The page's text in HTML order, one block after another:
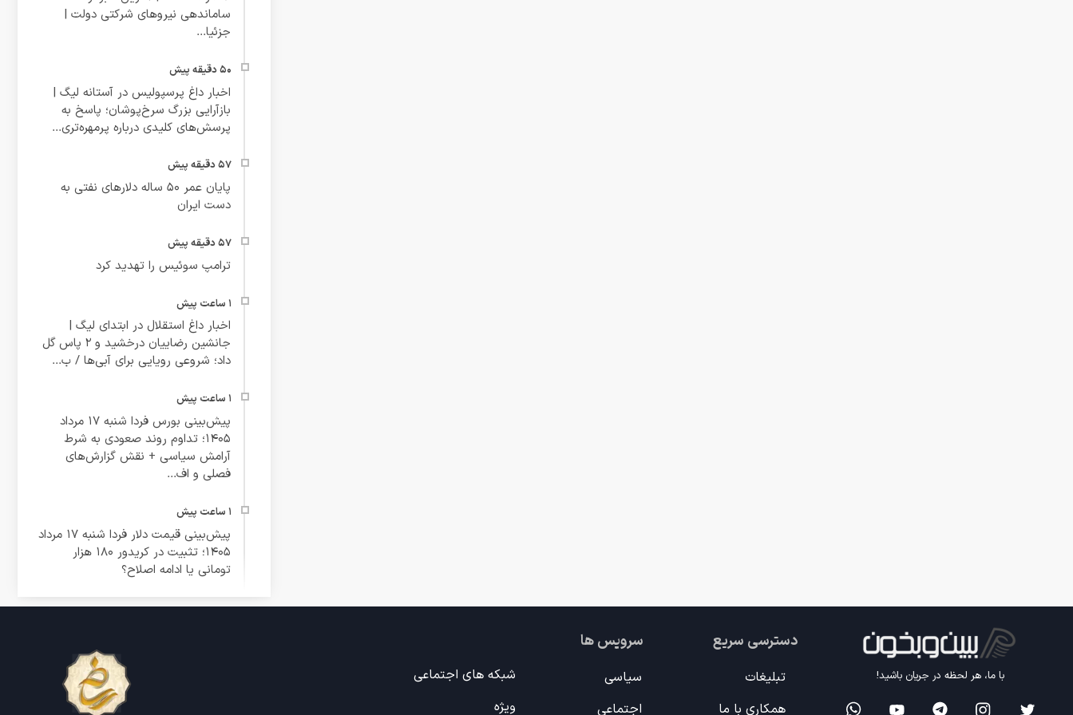
ساماندهی نیروهای شرکتی دولت |
جزئیا...
اخبار داغ پرسپولیس در آستانه لیگ |
بازآرایی بزرگ سرخ‌پوشان؛ پاسخ به
پرسش‌های کلیدی درباره پرمهره‌تری...
پایان عمر ۵۰ ساله دلارهای نفتی به
دست ایران
ترامپ سوئیس را تهدید کرد
اخبار داغ استقلال در ابتدای لیگ |
جانشین رضاییان درخشید و ۲ پاس گل
داد؛ شروعی رویایی برای آبی‌ها / ب...
پیش‌بینی بورس فردا شنبه ۱۷ مرداد
۱۴۰۵؛ تداوم روند صعودی به شرط
آرامش سیاسی + نقش گزارش‌های
فصلی و اف...
پیش‌بینی قیمت دلار فردا شنبه ۱۷ مرداد
۱۴۰۵؛ تثبیت در کریدور ۱۸۰ هزار
تومانی یا ادامه اصلاح؟
با ما، هر لحظه در جریان باشید!
دسترسی سریع
تبلیغات
همکاری با ما
سرویس ها
سیاسی
اجتماعی
شبکه های اجتماعی
ویژه